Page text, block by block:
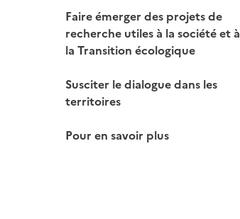
Faire émerger des projets de
recherche utiles à la société et à
la Transition écologique
Susciter le dialogue dans les
territoires
Pour en savoir plus